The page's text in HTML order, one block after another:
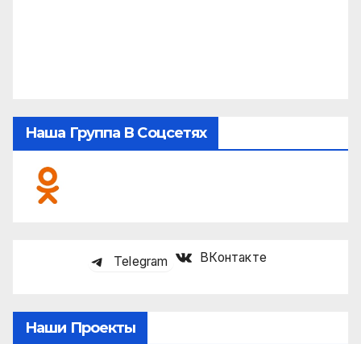
Наша Группа В Соцсетях
Telegram ВКонтакте
Наши Проекты